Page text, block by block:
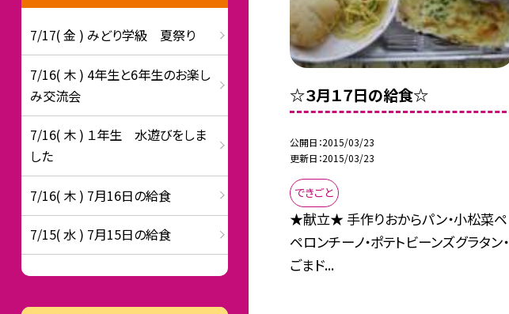
☆３月１７日の給食☆
公開日 2015/03/23
更新日 2015/03/23
できごと
★献立★ 手作りおからパン・小松菜ペ
ペロンチーノ・ポテトビーンズグラタン・
ごまド...
7/17( 金 ) みどり学級 夏祭り
7/16( 木 ) 4年生と6年生のお楽し
み交流会
7/16( 木 ) １年生 水遊びをしま
した
7/16( 木 ) 7月16日の給食
7/15( 水 ) 7月15日の給食